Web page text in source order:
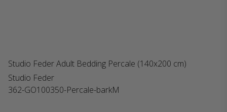
Studio Feder Adult Bedding Percale (140x200 cm)
Studio Feder
362-GO100350-Percale-barkM